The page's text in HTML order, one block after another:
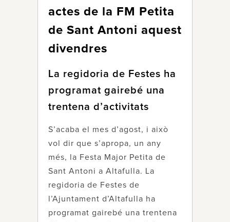
actes de la FM Petita
de Sant Antoni aquest
divendres
La regidoria de Festes ha
programat gairebé una
trentena d’activitats
S’acaba el mes d’agost, i això
vol dir que s’apropa, un any
més, la Festa Major Petita de
Sant Antoni a Altafulla. La
regidoria de Festes de
l’Ajuntament d’Altafulla ha
programat gairebé una trentena